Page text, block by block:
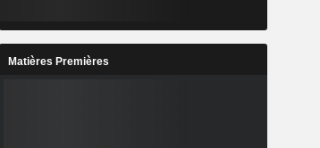
Matières Premières